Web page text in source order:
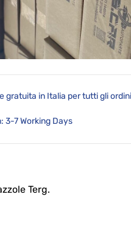
gratuita in Italia per tutti gli ordini
3-7 Working Days
Terg.